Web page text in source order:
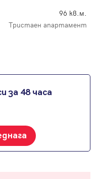
96 кв.м.
Тристаен апартамент
за 48 часа